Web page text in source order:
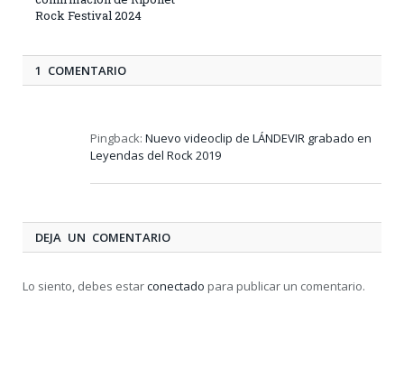
Rock Festival 2024
1 COMENTARIO
Pingback: Nuevo videoclip de LÁNDEVIR grabado en
Leyendas del Rock 2019
DEJA UN COMENTARIO
Lo siento, debes estarconectado para publicar un comentario.